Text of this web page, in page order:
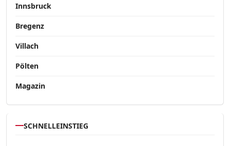
Innsbruck
Bregenz
Villach
Pölten
Magazin
SCHNELLEINSTIEG